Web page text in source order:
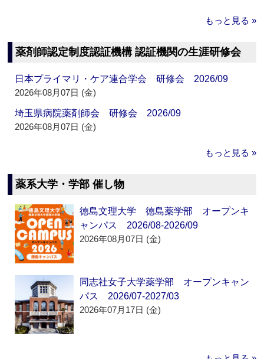
もっと見る »
薬剤師認定制度認証機構 認証機関の生涯研修会
日本プライマリ・ケア連合学会 研修会 2026/09
2026年08月07日 (金)
埼玉県病院薬剤師会 研修会 2026/09
2026年08月07日 (金)
もっと見る »
薬系大学・学部 催し物
徳島文理大学 徳島薬学部 オープンキ
ャンパス 2026/08-2026/09
2026年08月07日 (金)
同志社女子大学薬学部 オープンキャン
パス 2026/07-2027/03
2026年07月17日 (金)